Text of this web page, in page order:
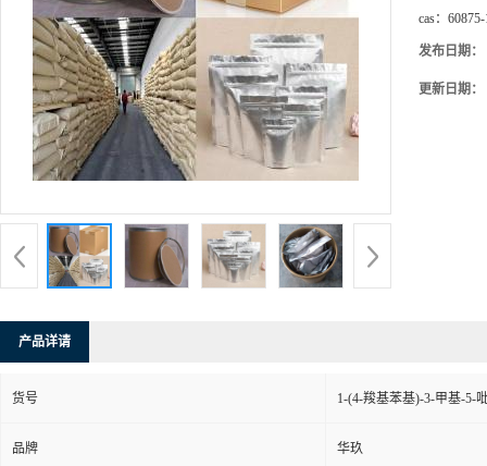
cas：
发布日期：
更新日期：
产品详请
货号 1-(4-羧基苯基)-3-甲基-5-
品牌 华玖